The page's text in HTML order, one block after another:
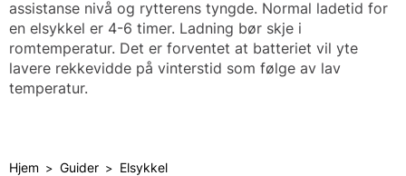
assistanse nivå og rytterens tyngde. Normal ladetid for
en elsykkel er 4-6 timer. Ladning bør skje i
romtemperatur. Det er forventet at batteriet vil yte
lavere rekkevidde på vinterstid som følge av lav
temperatur.
Hjem>Guider> Elsykkel